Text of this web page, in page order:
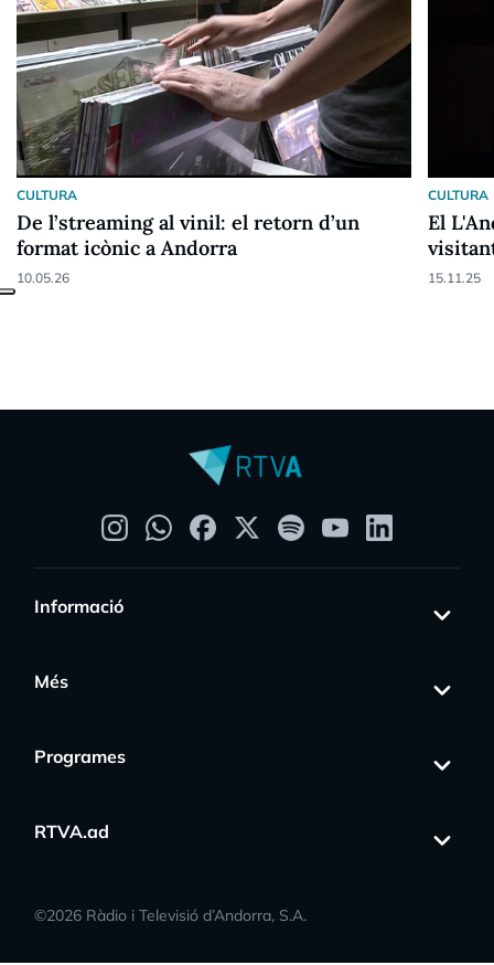
CULTURA
De l’streaming al vinil: el retorn d’un
format icònic a Andorra
10.05.26
CULTURA
El
15.11.25
Informació
Més
Programes
RTVA.ad
©2026 Ràdio i Televisió d’Andorra, S.A.